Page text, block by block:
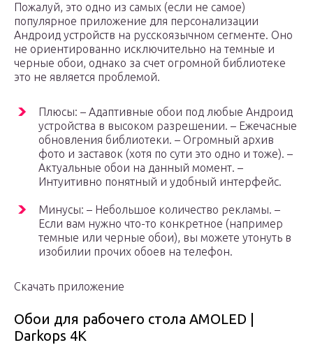
Пожалуй, это одно из самых (если не самое)
популярное приложение для персонализации
Андроид устройств на русскоязычном сегменте. Оно
не ориентированно исключительно на темные и
черные обои, однако за счет огромной библиотеке
это не является проблемой.
Плюсы: – Адаптивные обои под любые Андроид
устройства в высоком разрешении. – Ежечасные
обновления библиотеки. – Огромный архив
фото и заставок (хотя по сути это одно и тоже). –
Актуальные обои на данный момент. –
Интуитивно понятный и удобный интерфейс.
Минусы: – Небольшое количество рекламы. –
Если вам нужно что-то конкретное (например
темные или черные обои), вы можете утонуть в
изобилии прочих обоев на телефон.
Скачать приложение
Обои для рабочего стола AMOLED |
Darkops 4K